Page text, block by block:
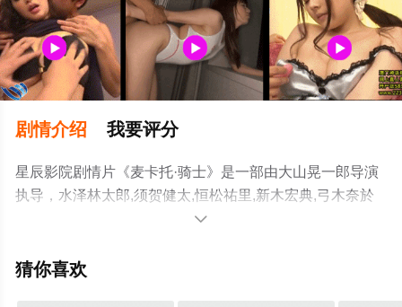
剧情介绍 我要评分
星辰影院剧情片《麦卡托·骑士》是一部由大山晃一郎导演
执导，水泽林太郎,须贺健太,恒松祐里,新木宏典,弓木奈於
等演员精彩演绎的日本电影，手机免费观看高清未删减完
电影、电视猫或剧情网等平台了解。

猜你喜欢